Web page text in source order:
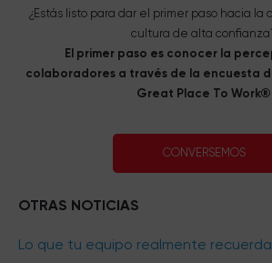
¿Estás listo para dar el primer paso hacia la
cultura de alta
El primer paso es conocer la
colaboradores a través de la encuesta
Great Place To Work®
CONVERSEMOS
OTRAS NOTICIAS
Lo que tu equipo realmente